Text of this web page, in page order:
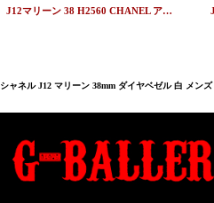
J12マリーン 38 H2560 CHANEL アフターダイヤベゼル
シャネル J12 マリーン 38mm ダイヤベゼル 白 メンズ